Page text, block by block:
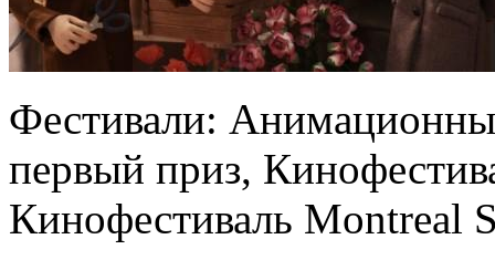
Фестивали:
первый приз,
Кинофестиваль Montreal